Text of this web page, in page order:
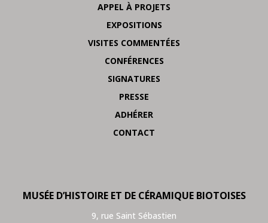
APPEL À PROJETS
EXPOSITIONS
VISITES COMMENTÉES
CONFÉRENCES
SIGNATURES
PRESSE
ADHÉRER
CONTACT
MUSÉE D’HISTOIRE ET DE CÉRAMIQUE BIOTOISES
9, rue Saint Sébastien